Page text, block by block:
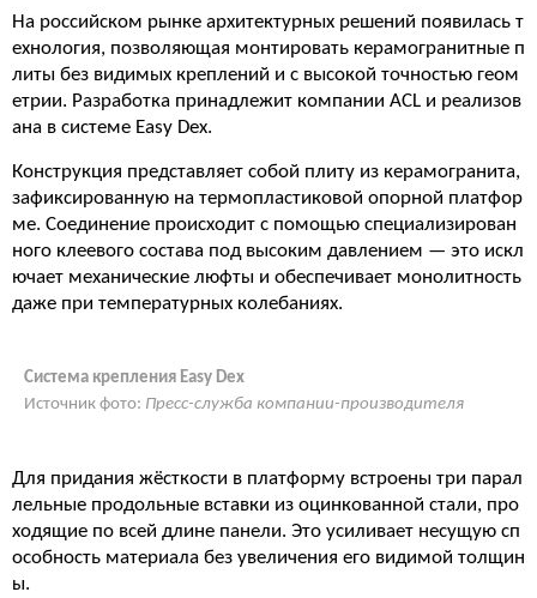
На российском рынке архитектурных решений появилась т
ехнология, позволяющая монтировать керамогранитные п
литы без видимых креплений и с высокой точностью геом
етрии. Разработка принадлежит компании ACL и реализов
ана в системе Easy Dex.
Конструкция представляет собой плиту из керамогранита,
зафиксированную на термопластиковой опорной платфор
ме. Соединение происходит с помощью специализирован
ного клеевого состава под высоким давлением — это искл
ючает механические люфты и обеспечивает монолитность
даже при температурных колебаниях.
Система крепления Easy Dex
Источник фото: Пресс-служба компании-производителя
Для придания жёсткости в платформу встроены три парал
лельные продольные вставки из оцинкованной стали, про
ходящие по всей длине панели. Это усиливает несущую сп
особность материала без увеличения его видимой толщин
ы.